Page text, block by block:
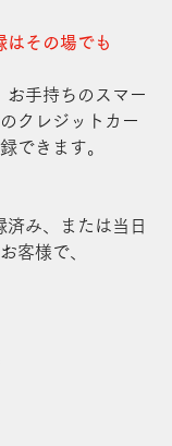
はその場でも
お手持ちのスマー
クレジットカー
できます。
済み、または当日
客様で、